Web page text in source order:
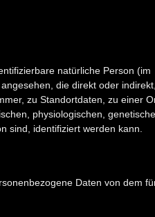
natürliche Person (im
die direkt oder indirekt,
zu Standortdaten, zu einer
physiologischen,
sind, identifiziert werden kann.
Daten von dem